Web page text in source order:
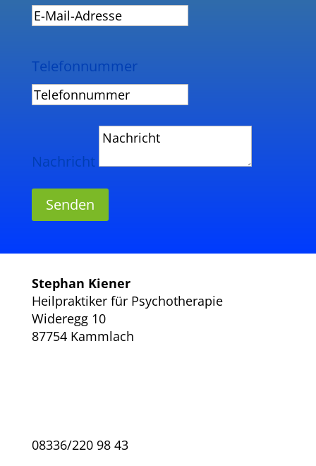
Telefonnummer
Nachricht
Senden
Stephan Kiener
Heilpraktiker für Psychotherapie
Wideregg 10
87754 Kammlach
08336/220 98 43